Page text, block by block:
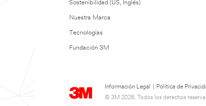
Sostenibilidad (US, Inglés)
Nuestra Marca
Tecnologías
Fundación 3M
Información Legal Política de
© 3M 2026. Todos los derechos